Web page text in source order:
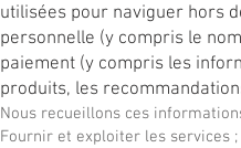
utilisées pour naviguer hors
personnelle (y compris le
paiement (y compris les
produits, les
Nous recueillons ces
Fournir et exploiter les services ;